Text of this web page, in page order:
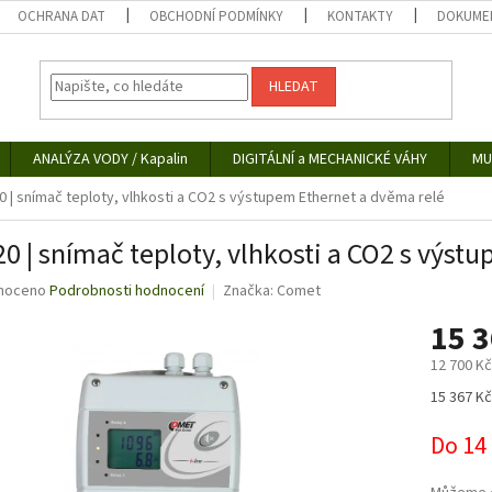
OCHRANA DAT OBCHODNÍ PODMÍNKY KONTAKTY
HLEDAT
ANALÝZA VODY / Kapalin DIGITÁLNÍ a MECHANICKÉ VÁHY
| snímač teploty, vlhkosti a CO2 s výstupem Ethernet a dvěma relé
| snímač teploty, vlhkosti a CO2 s
Podrobnosti hodnocení Značka: Comet
15
12 700
Měrná
15 367
Do